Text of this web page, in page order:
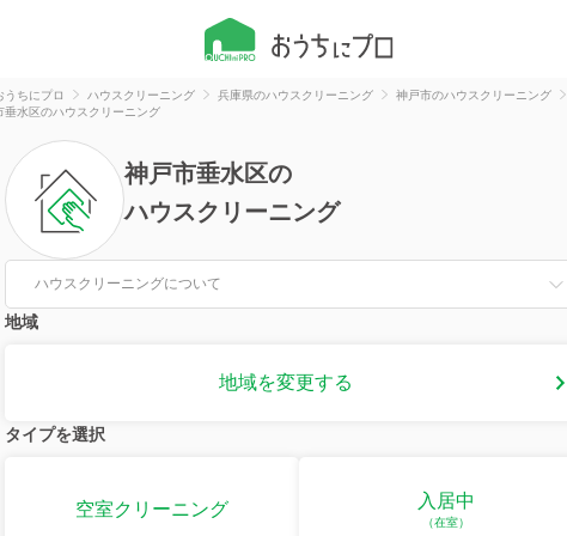
うちにプロ ハウスクリーニング 兵庫県のハウスクリーニング
神戸市のハウスクリーニング
垂水区のハウスクリーニング
神戸市垂水区の
ハウスクリーニング
ハウスクリーニングについて
地域
地域を変更する
タイプを選択
空室クリーニング 入居中
（在室）